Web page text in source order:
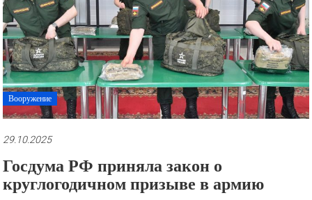
рекламные
ролики
и
презентации.
Вооружение
29.10.2025
Госдума РФ приняла закон о
круглогодичном призыве в армию